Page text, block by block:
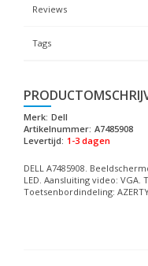
Reviews
Tags
Merk: Dell
Artikelnummer: A7485908
Levertijd: 1-3 dagen
DELL A7485908.
LED. Aansluiting video: VGA.
Toetsenbordindeling: